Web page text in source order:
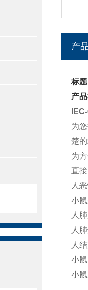
产
标
产
为
楚
为
直
人
小
人
人
人
小
小